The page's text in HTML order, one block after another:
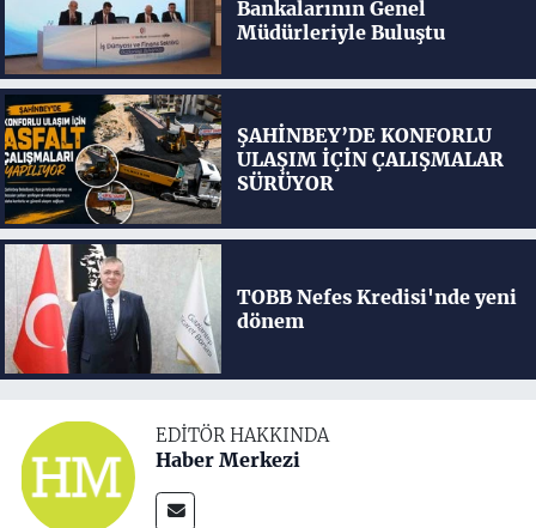
Bankalarının Genel
Müdürleriyle Buluştu
ŞAHİNBEY’DE KONFORLU
ULAŞIM İÇİN ÇALIŞMALAR
SÜRÜYOR
TOBB Nefes Kredisi'nde yeni
dönem
EDITÖR HAKKINDA
Haber Merkezi